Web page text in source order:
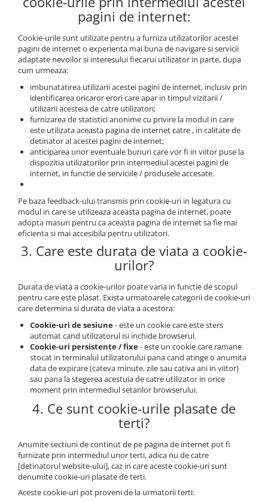
pagini de internet:
Cookie-urile sunt utilizate pentru a furniza utilizatorilor acestei
pagini de internet o experienta mai buna de navigare si servicii
adaptate nevoilor si interesului fiecarui utilizator in parte, dupa
cum urmeaza:
imbunatatirea utilizarii acestei pagini de internet, inclusiv prin
identificarea oricaror erori care apar in timpul vizitarii /
utilizarii acesteia de catre utilizatori;
furnizarea de statistici anonime cu privire la modul in care
este utilizata aceasta pagina de internet catre , in calitate de
detinator al acestei pagini de internet;
anticiparea unor eventuale bunuri care vor fi in viitor puse la
dispozitia utilizatorilor prin intermediul acestei pagini de
internet, in functie de serviciile / produsele accesate.
Pe baza feedback-ului transmis prin cookie-uri in legatura cu
modul in care se utilizeaza aceasta pagina de internet, poate
adopta masuri pentru ca aceasta pagina de internet sa fie mai
eficienta si mai accesibila pentru utilizatori.
3. Care este durata de viata a cookie-
urilor?
Durata de viata a cookie-urilor poate varia in functie de scopul
pentru care este plasat. Exista urmatoarele categorii de cookie-uri
care determina si durata de viata a acestora:
Cookie-uri de sesiune- este un cookie care este sters
automat cand utilizatorul isi inchide browserul.
Cookie-uri persistente / fixe- este un cookie care ramane
stocat in terminalul utilizatorului pana cand atinge o anumita
data de expirare (cateva minute, zile sau cativa ani in viitor)
sau pana la stegerea acestuia de catre utilizator in orice
moment prin intermediul setarilor browserului.
4. Ce sunt cookie-urile plasate de
terti?
Anumite sectiuni de continut de pe pagina de internet pot fi
furnizate prin intermediul unor terti, adica nu de catre
[detinatorul website-ului], caz in care aceste cookie-uri sunt
denumite cookie-uri plasate de terti.
Aceste cookie-uri pot proveni de la urmatorii terti: